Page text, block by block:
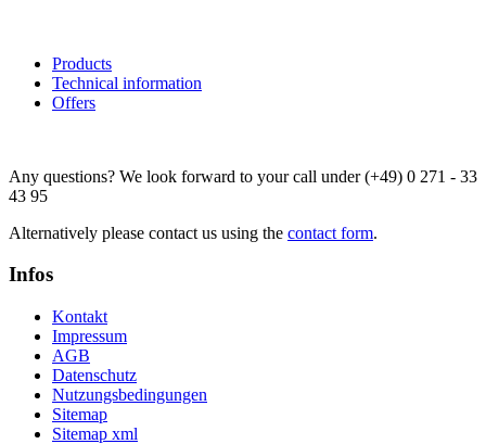
Products
Technical information
Offers
Any questions? We look forward to your call under (+49) 0 271 - 33
43 95
Alternatively please contact us using the contact form.
Infos
Kontakt
Impressum
AGB
Datenschutz
Nutzungsbedingungen
Sitemap
Sitemap xml